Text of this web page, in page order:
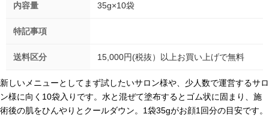
内容量 35g×10袋
特記事項
送料区分 15,000円(税抜）以上お買い上げで無料
新しいメニューとしてまず試したいサロン様や、少人数で運営するサロ
ン様に向く10袋入りです。水と混ぜて塗布するとゴム状に固まり、施
術後の肌をひんやりとクールダウン。1袋35gがお顔1回分の目安です。